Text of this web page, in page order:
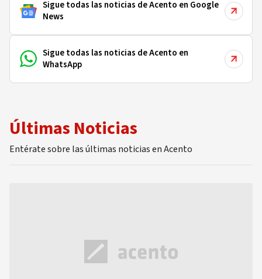
Sigue todas las noticias de Acento en Google
News
Sigue todas las noticias de Acento en
WhatsApp